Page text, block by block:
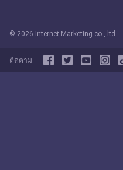
© 2026 Internet Marketing co., ltd
ติดตาม